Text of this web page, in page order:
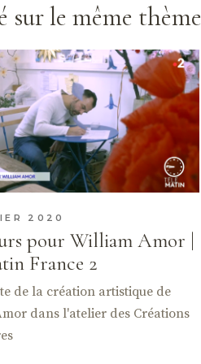
sur le même thème
2020
pour William Amor |
France 2
de la création artistique de
dans l'atelier des Créations